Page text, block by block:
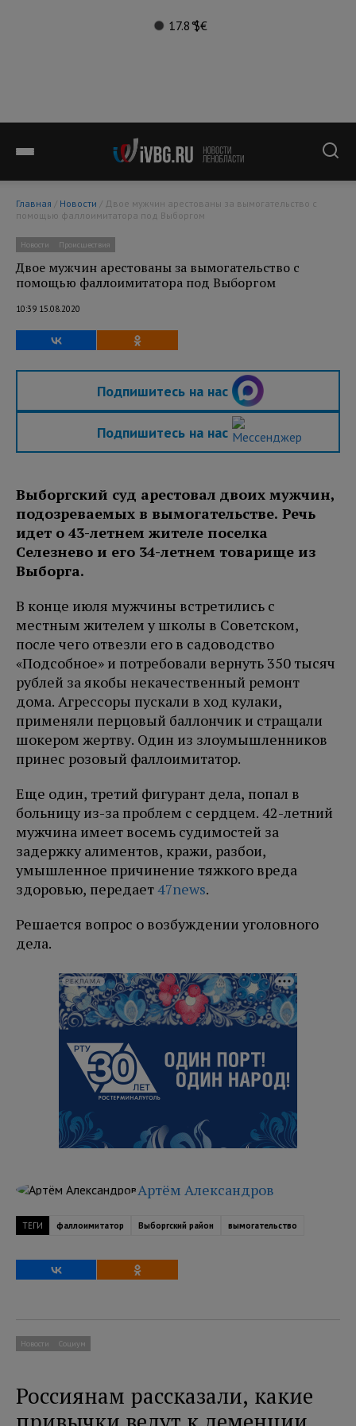
17.8°$€
Главная / Новости
помощью фаллоимитатора под Выборгом
Новости Происшествия
Двое мужчин арестованы за вымогательство с
помощью фаллоимитатора под Выборгом
10:39 15.08.2020
Подпишитесь на нас
Подпишитесь на нас
Выборгский суд арестовал двоих мужчин,
подозреваемых в вымогательстве. Речь
идет о 43-летнем жителе поселка
Селезнево и его 34-летнем товарище из
Выборга.
В конце июля мужчины встретились с
местным жителем у школы в Советском,
после чего отвезли его в садоводство
«Подсобное» и потребовали вернуть 350 тысяч
рублей за якобы некачественный ремонт
дома. Агрессоры пускали в ход кулаки,
применяли перцовый баллончик и стращали
шокером жертву. Один из злоумышленников
принес розовый фаллоимитатор.
Еще один, третий фигурант дела, попал в
больницу из-за проблем с сердцем. 42-летний
мужчина имеет восемь судимостей за
задержку алиментов, кражи, разбои,
умышленное причинение тяжкого вреда
здоровью, передает47news.
Решается вопрос о возбуждении уголовного
дела.
РЕКЛАМА
Артём Александров
ТЕГИ фаллоимитатор Выборгский район вымогательство
Новости Социум
Россиянам рассказали, какие